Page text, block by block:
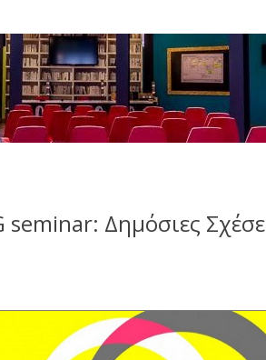
seminar: Δημόσιες